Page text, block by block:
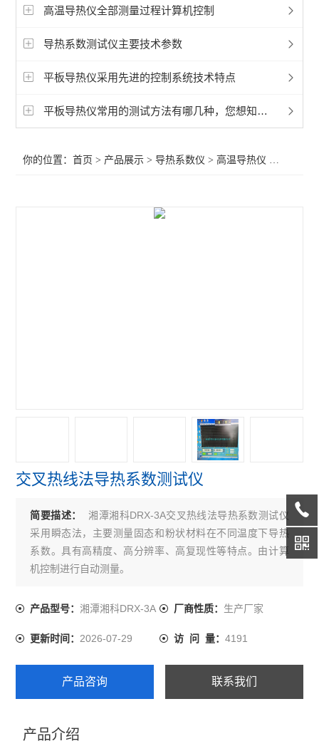
高温导热仪
平板导热仪
热流法导热系数仪
高温导热仪全部测量过程计算机控制
导热系数测试仪主要技术参数
平板导热仪采用先进的控制系统技术特点
平板导热仪常用的测试方法有哪几种，您想知道吗？
你的位置：首页 > 产品展示 >导热系数仪 > 高温导热仪
交叉热线法导热系数测试仪
简要描述：
湘潭湘科DRX-3A交叉热线法导热系数测试仪
采用瞬态法，主要测量固态和粉状材料在不同温度下导热
系数。具有高精度、高分辨率、高复现性等特点。由计算
机控制进行自动测量。
产品型号：湘潭湘科DRX-3A 厂商性质： 生产厂家
更新时间：2026-07-29 访 问 量： 4191
产品咨询 联系我们
产品介绍